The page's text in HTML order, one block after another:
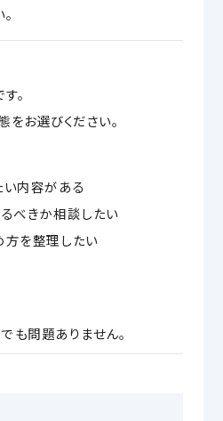
。
お選びください。
内容がある
べきか相談したい
方を整理したい
問題ありません。